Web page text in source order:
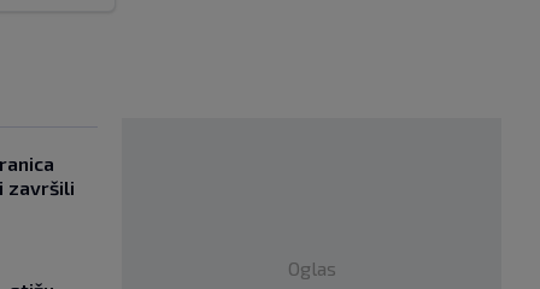
završili
Oglas